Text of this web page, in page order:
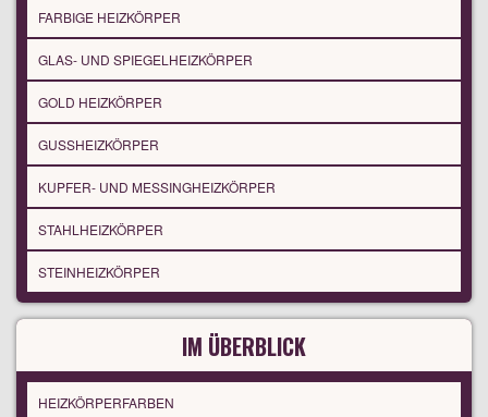
FARBIGE HEIZKÖRPER
GLAS- UND SPIEGELHEIZKÖRPER
GOLD HEIZKÖRPER
GUSSHEIZKÖRPER
KUPFER- UND MESSINGHEIZKÖRPER
STAHLHEIZKÖRPER
STEINHEIZKÖRPER
IM ÜBERBLICK
HEIZKÖRPERFARBEN